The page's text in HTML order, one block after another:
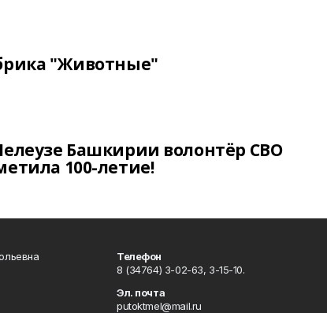
"Животные"
Башкирии волонтёр СВО
100-летие!
Телефон
8 (34764) 3-02-63, 3-15-10.
Эл. почта
putoktmel@mail.ru